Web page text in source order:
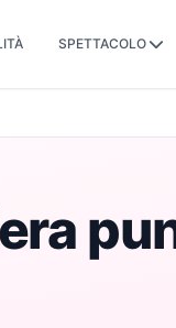
SPETTACOLO